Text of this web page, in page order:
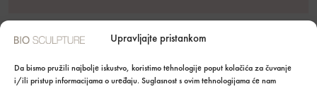
Upravljajte pristankom
Da bismo pružili najbolje iskustvo, koristimo tehnologije poput kolačića za čuvanje
i/ili pristup informacijama o uređaju. Suglasnost s ovim tehnologijama će nam